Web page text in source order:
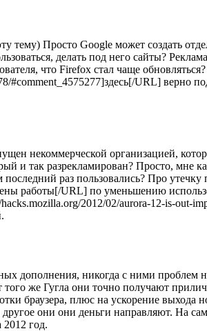
тему) Просто Google может создать
делать под него сайты?
что Firefox стал чаще
#comment_4575277]здесь[/URL] верно
некоммерческой организацией,
и так разрекламирован? Просто, мне
раз пользовались? Про утечку
работы[/URL] по уменьшению
2012/02/aurora-12-is-out-
дополнения, никогда с ними проблем
того же Гугла они точно получают
браузера, плюс на ускорение выхода
они они деньги направляют. На
год.